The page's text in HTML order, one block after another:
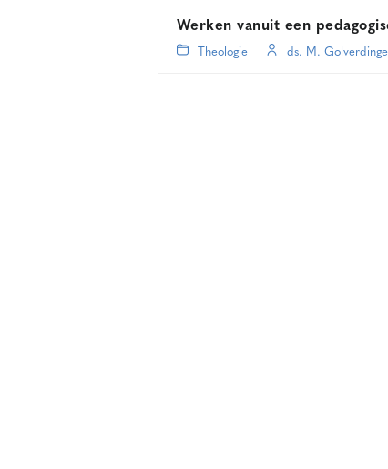
Werken vanuit een
Theologie ds. M.